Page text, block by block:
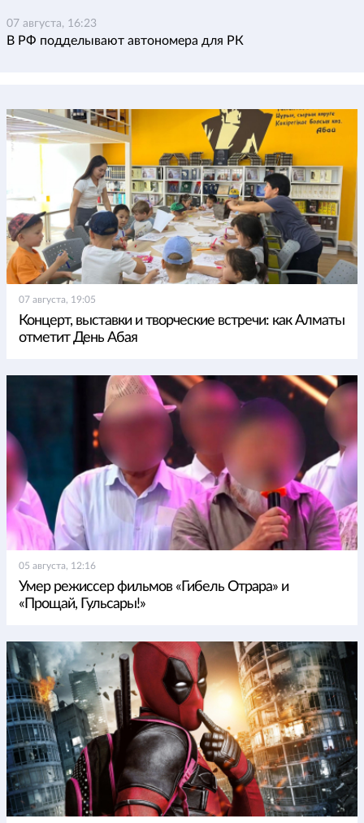
07 августа, 16:23
В РФ подделывают автономера для РК
07 августа, 19:05
Концерт, выставки и творческие встречи: как Алматы
отметит День Абая
05 августа, 12:16
Умер режиссер фильмов «Гибель Отрара» и
«Прощай, Гульсары!»